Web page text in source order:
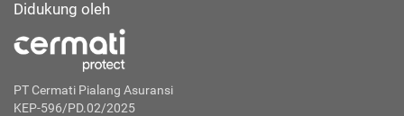
Didukung oleh
PT Cermati Pialang Asuransi
KEP-596/PD.02/2025